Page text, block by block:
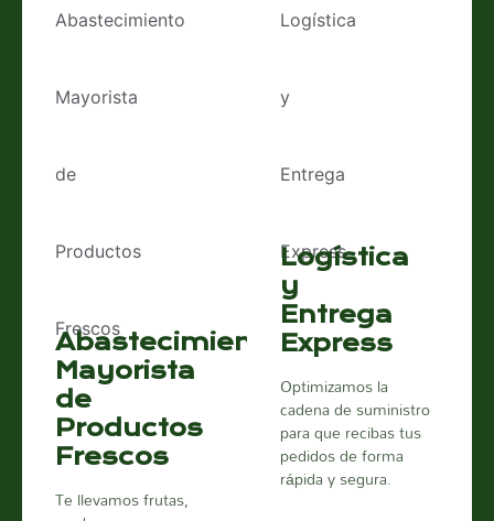
Abastecimiento
Mayorista
de
Productos
Frescos
Te llevamos frutas,
Logística
y
Entrega
Express
Optimizamos la
cadena de suministro
para que recibas tus
pedidos de forma
rápida y segura.